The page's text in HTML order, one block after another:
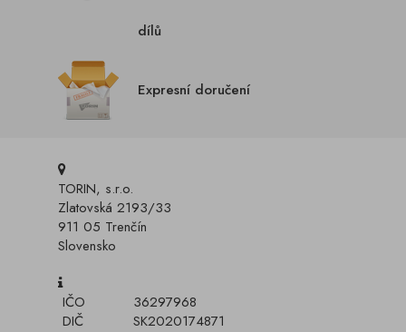
dílů
Expresní doručení
TORIN, s.r.o.
Zlatovská 2193/33
911 05 Trenčín
Slovensko
IČO
36297968
DIČ
SK2020174871